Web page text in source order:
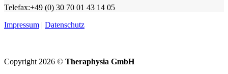
Telefax:+49 (0) 30 70 01 43 14 05
Impressum | Datenschutz
Copyright 2026 © Theraphysia GmbH